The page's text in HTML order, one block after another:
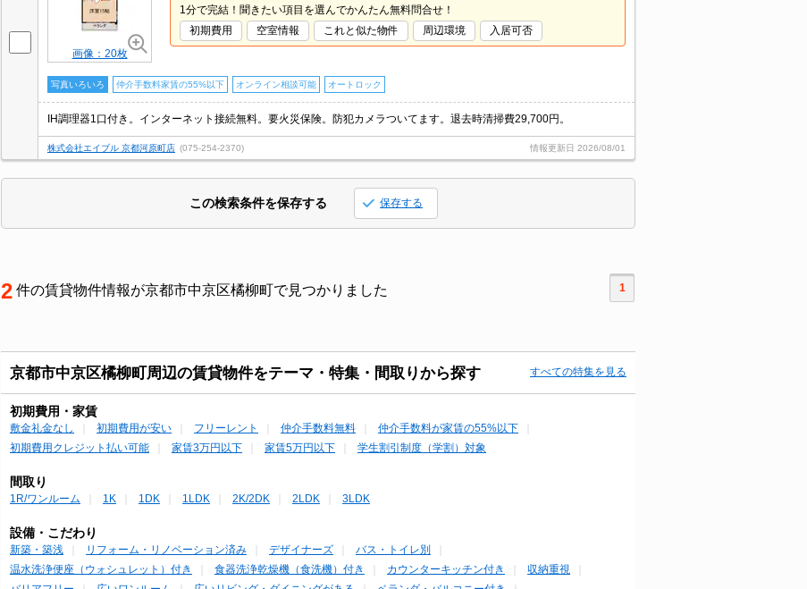
画像：20枚
1分で完結！聞きたい項目を選んでかんたん無料問合せ！
初期費用
空室情報 これと似た物件 周辺環境 入居可否
写真いろいろ 仲介手数料家賃の55%以下 オンライン相談可能 オートロック
IH調理器1口付き。インターネット接続無料。要火災保険。防犯カメラついてます。退去時清掃費29,700円。
株式会社エイブル 京都河原町店 (075-254-2370) 情報更新日 2026/08/01
この検索条件を保存する 保存する
2 件の賃貸物件情報が京都市中京区橘柳町で見つかりました 1
京都市中京区橘柳町周辺の賃貸物件をテーマ・特集・間取りから探す すべての特集を見る
初期費用・家賃
敷金礼金なし 初期費用が安い フリーレント 仲介手数料無料
仲介手数料が家賃の55%以下
初期費用クレジット払い可能
家賃3万円以下 家賃5万円以下 学生割引制度（学割）対象
間取り
1R/ワンルーム 1K 1DK 1LDK 2K/2DK 2LDK 3LDK
設備・こだわり
新築・築浅 リフォーム・リノベーション済み デザイナーズ
バス・トイレ別
温水洗浄便座（ウォシュレット）付き
食器洗浄乾燥機（食洗機）付き カウンターキッチン付き
収納重視